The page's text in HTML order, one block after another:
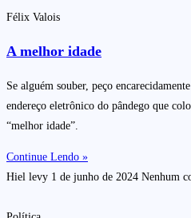
Félix Valois
A melhor idade
Se alguém souber, peço
endereço eletrônico do pândego que
“melhor idade”.
Continue Lendo »
Hiel levy 1 de junho de 2024 Nenhum